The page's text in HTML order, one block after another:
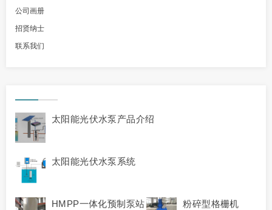
公司画册
招贤纳士
联系我们
太阳能光伏水泵产品介绍
太阳能光伏水泵系统
HMPP一体化预制泵站 粉碎型格栅机